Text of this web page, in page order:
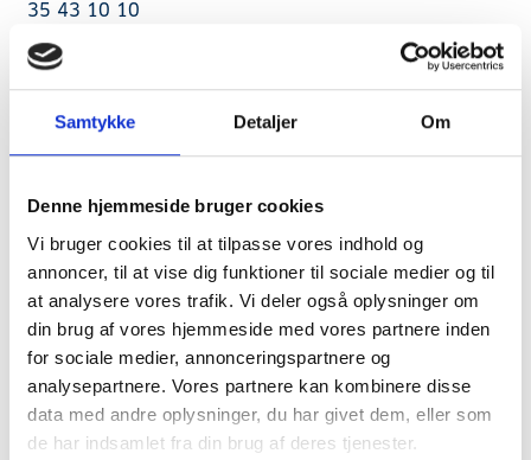
Samtykke Detaljer Om
Denne hjemmeside bruger cookies
Vi bruger cookies til at tilpasse vores indhold og
annoncer, til at vise dig funktioner til sociale medier og til
at analysere vores trafik. Vi deler også oplysninger om
din brug af vores hjemmeside med vores partnere inden
for sociale medier, annonceringspartnere og
analysepartnere. Vores partnere kan kombinere disse
data med andre oplysninger, du har givet dem, eller som
de har indsamlet fra din brug af deres tjenester.
35 43 10 10